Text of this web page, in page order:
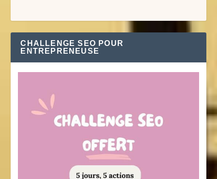
CHALLENGE SEO POUR
ENTREPRENEUSE